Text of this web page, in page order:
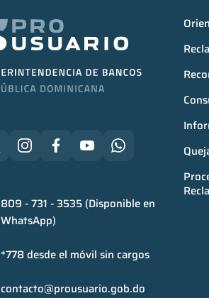
809 - 731 - 3535 (Disponible en
WhatsApp)
*778 desde el móvil sin cargos
contacto@prousuario.gob.do